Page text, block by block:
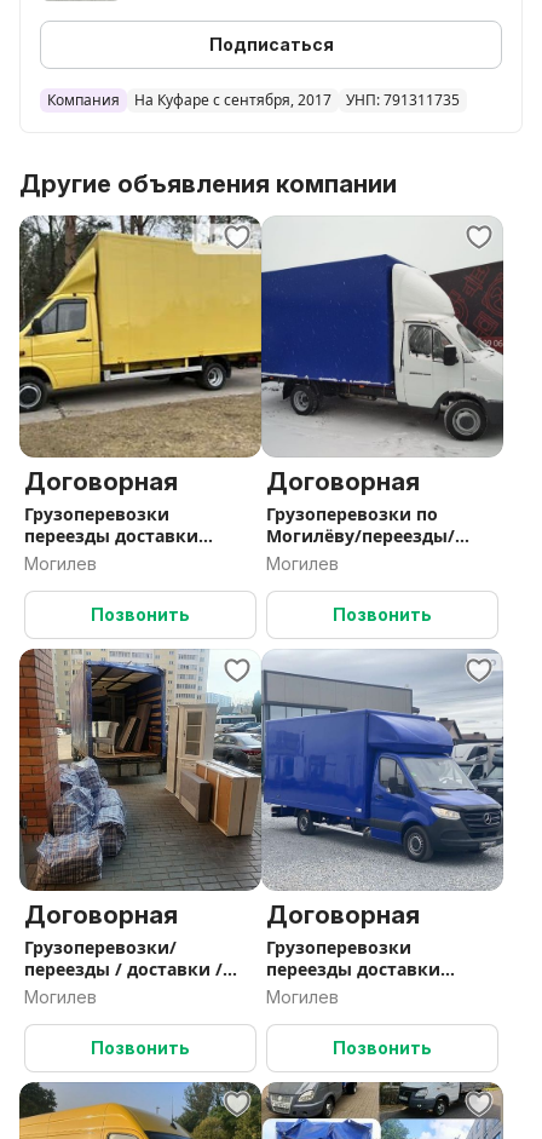
В.2.20
Имеются грузчики
Работаем без выходных
Подписаться
Компания На Куфаре с сентября, 2017 УНП: 791311735
Другие объявления компании
Договорная
Грузоперевозки
переезды доставки
грузчики
Могилев
Позвонить
Договорная
Грузоперевозки по
Могилёву/переезды/
грузчики/выезд по РБ
Могилев
Позвонить
Договорная
Грузоперевозки/
переезды / доставки /
грузчики
Могилев
Позвонить
Договорная
Грузоперевозки
переезды доставки
грузчики
Могилев
Позвонить